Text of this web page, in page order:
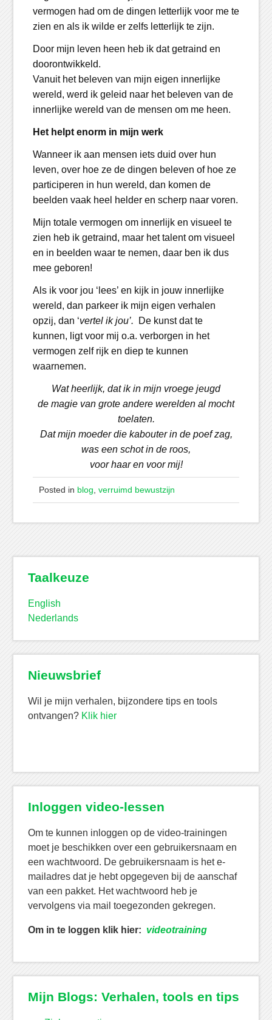
vermogen had om de dingen letterlijk voor me te
zien en als ik wilde er zelfs letterlijk te zijn.
Door mijn leven heen heb ik dat getraind en
doorontwikkeld.
Vanuit het beleven van mijn eigen innerlijke
wereld, werd ik geleid naar het beleven van de
innerlijke wereld van de mensen om me heen.
Het helpt enorm in mijn werk
Wanneer ik aan mensen iets duid over hun
leven, over hoe ze de dingen beleven of hoe ze
participeren in hun wereld, dan komen de
beelden vaak heel helder en scherp naar voren.
Mijn totale vermogen om innerlijk en visueel te
zien heb ik getraind, maar het talent om visueel
en in beelden waar te nemen, daar ben ik dus
mee geboren!
Als ik voor jou ‘lees’ en kijk in jouw innerlijke
wereld, dan parkeer ik mijn eigen verhalen
opzij, dan ‘vertel ik jou’. De kunst dat te
kunnen, ligt voor mij o.a. verborgen in het
vermogen zelf rijk en diep te kunnen
waarnemen.
Wat heerlijk, dat ik in mijn vroege jeugd
de magie van grote andere werelden al mocht
toelaten.
Dat mijn moeder die kabouter in de poef zag,
was een schot in de roos,
voor haar en voor mij!
Posted in blog, verruimd bewustzijn
Taalkeuze
English
Nederlands
Nieuwsbrief
Wil je mijn verhalen, bijzondere tips en tools
ontvangen? Klik hier
Inloggen video-lessen
Om te kunnen inloggen op de video-trainingen
moet je beschikken over een gebruikersnaam en
een wachtwoord. De gebruikersnaam is het e-
mailadres dat je hebt opgegeven bij de aanschaf
van een pakket. Het wachtwoord heb je
vervolgens via mail toegezonden gekregen.
Om in te loggen klik hier: videotraining
Mijn Blogs: Verhalen, tools en tips